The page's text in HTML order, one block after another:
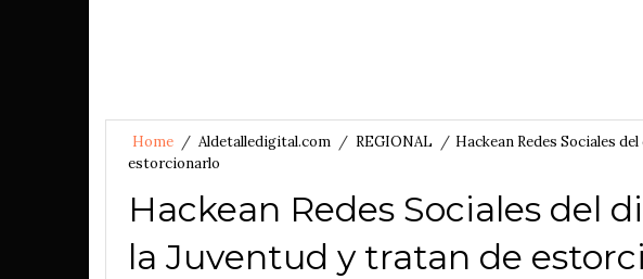
Home / Aldetalledigital.com / REGIONAL / Hackean Redes Sociales
estorcionarlo
Hackean Redes Sociales del
la Juventud y tratan de